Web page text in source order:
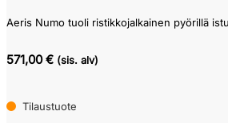
Aeris Numo tuoli ristikkojalkainen pyörillä
571,00 € (sis. alv)
Tilaustuote